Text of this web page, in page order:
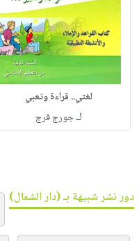
لغتي.. قراءة وتعبي
لـجورج فرج
دور نشر شبيهة بـ (دار الشمال)